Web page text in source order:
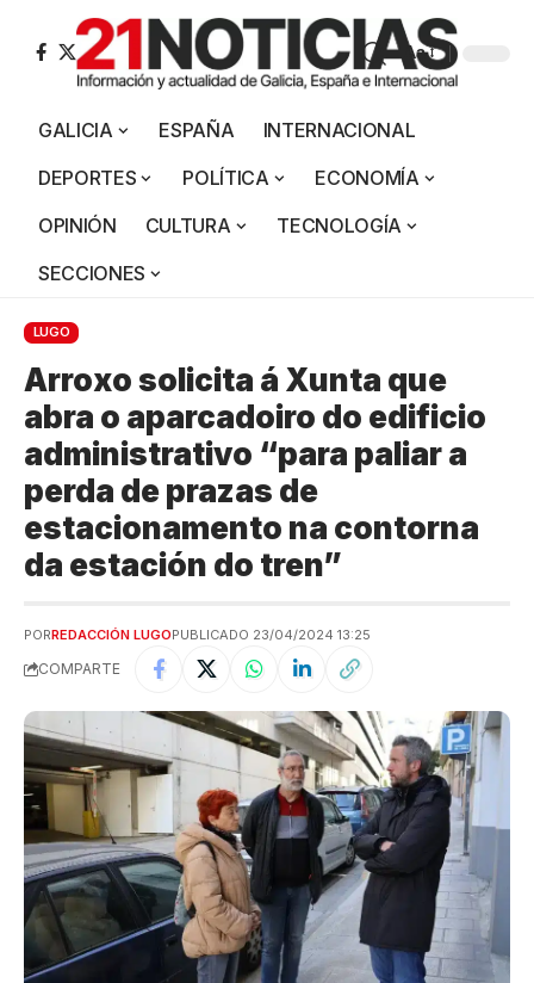
Aa
GALICIA ESPAÑA
INTERNACIONAL
DEPORTES
POLÍTICA
ECONOMÍA
OPINIÓN
CULTURA
TECNOLOGÍA
SECCIONES
LUGO
Arroxo solicita á Xunta que
abra o aparcadoiro do edificio
administrativo “para paliar a
perda de prazas de
estacionamento na contorna
da estación do tren”
PORREDACCIÓN LUGOPUBLICADO 23/04/2024 13:25
COMPARTE